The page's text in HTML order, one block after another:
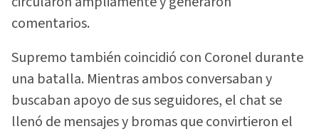
comentarios.
Supremo también coincidió con Coronel durante
una batalla. Mientras ambos conversaban y
buscaban apoyo de sus seguidores, el chat se
llenó de mensajes y bromas que convirtieron el